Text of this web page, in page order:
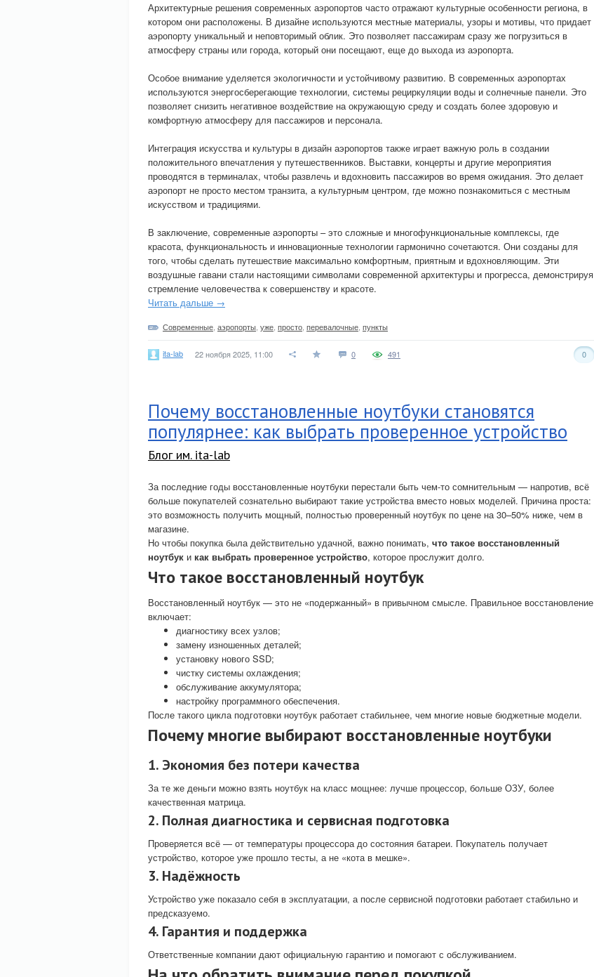
Архитектурные решения современных аэропортов часто отражают культурные особенности региона, в
котором они расположены. В дизайне используются местные материалы, узоры и мотивы, что придает
аэропорту уникальный и неповторимый облик. Это позволяет пассажирам сразу же погрузиться в
атмосферу страны или города, который они посещают, еще до выхода из аэропорта.
Особое внимание уделяется экологичности и устойчивому развитию. В современных аэропортах
используются энергосберегающие технологии, системы рециркуляции воды и солнечные панели. Это
позволяет снизить негативное воздействие на окружающую среду и создать более здоровую и
комфортную атмосферу для пассажиров и персонала.
Интеграция искусства и культуры в дизайн аэропортов также играет важную роль в создании
положительного впечатления у путешественников. Выставки, концерты и другие мероприятия
проводятся в терминалах, чтобы развлечь и вдохновить пассажиров во время ожидания. Это делает
аэропорт не просто местом транзита, а культурным центром, где можно познакомиться с местным
искусством и традициями.
В заключение, современные аэропорты – это сложные и многофункциональные комплексы, где
красота, функциональность и инновационные технологии гармонично сочетаются. Они созданы для
того, чтобы сделать путешествие максимально комфортным, приятным и вдохновляющим. Эти
воздушные гавани стали настоящими символами современной архитектуры и прогресса, демонстрируя
стремление человечества к совершенству и красоте.
Читать дальше →
Современные аэропорты уже просто перевалочные пункты
ita-lab 22 ноября 2025, 11:00 0 0
491
Почему восстановленные ноутбуки становятся
популярнее: как выбрать проверенное устройство
Блог им. ita-lab
За последние годы восстановленные ноутбуки перестали быть чем-то сомнительным — напротив, всё
больше покупателей сознательно выбирают такие устройства вместо новых моделей. Причина проста:
это возможность получить мощный, полностью проверенный ноутбук по цене на 30–50% ниже, чем в
магазине.
Но чтобы покупка была действительно удачной, важно понимать, что такое восстановленный
ноутбук и как выбрать проверенное устройство, которое прослужит долго.
Что такое восстановленный ноутбук
Восстановленный ноутбук — это не «подержанный» в привычном смысле. Правильное восстановление
включает:
диагностику всех узлов;
замену изношенных деталей;
установку нового SSD;
чистку системы охлаждения;
обслуживание аккумулятора;
настройку программного обеспечения.
После такого цикла подготовки ноутбук работает стабильнее, чем многие новые бюджетные модели.
Почему многие выбирают восстановленные ноутбуки
1. Экономия без потери качества
За те же деньги можно взять ноутбук на класс мощнее: лучше процессор, больше ОЗУ, более
качественная матрица.
2. Полная диагностика и сервисная подготовка
Проверяется всё — от температуры процессора до состояния батареи. Покупатель получает
устройство, которое уже прошло тесты, а не «кота в мешке».
3. Надёжность
Устройство уже показало себя в эксплуатации, а после сервисной подготовки работает стабильно и
предсказуемо.
4. Гарантия и поддержка
Ответственные компании дают официальную гарантию и помогают с обслуживанием.